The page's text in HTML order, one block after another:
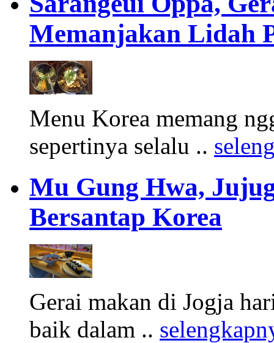
Memanjakan Lidah
Menu Korea memang
sepertinya selalu ..
Mu Gung Hwa,
Bersantap Korea
Gerai makan di Jogja
baik dalam ..